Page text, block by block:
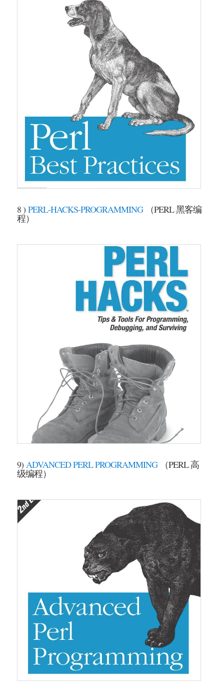
8 )PERL-HACKS-PROGRAMMING（PERL 黑客编
程）
9)ADVANCED PERL PROGRAMMING（PERL 高
级编程）